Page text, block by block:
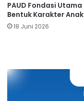
PAUD Fondasi Utama
Bentuk Karakter Anak
18 Juni 2026